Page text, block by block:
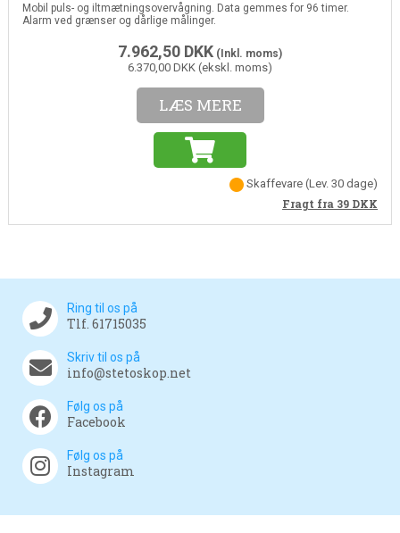
Mobil puls- og iltmætningsovervågning. Data gemmes for 96 timer.
Alarm ved grænser og dårlige målinger.
7.962,50 DKK (Inkl. moms)
6.370,00 DKK (ekskl. moms)
LÆS MERE
Skaffevare(Lev. 30 dage)
Fragt fra 39 DKK
Ring til os på
Tlf. 61715035
Skriv til os på
info@stetoskop.net
Følg os på
Facebook
Følg os på
Instagram